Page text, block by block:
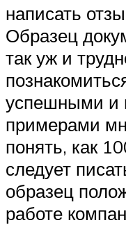
написать
Образец
так уж и
успешными и
примерами
понять, как
следует
образец
работе